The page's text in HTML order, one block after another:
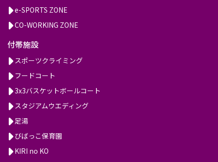
e-SPORTS ZONE
CO-WORKING ZONE
付帯施設
スポーツクライミング
フードコート
3x3バスケットボールコート
スタジアムウエディング
足湯
びばっこ保育園
KIRI no KO